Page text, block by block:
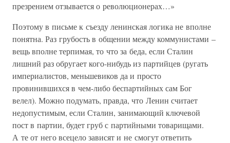
презрением отзывается о революционерах…»
Поэтому в письме к съезду ленинская логика не вполне
понятна. Раз грубость в общении между коммунистами –
вещь вполне терпимая, то что за беда, если Сталин
лишний раз обругает кого-нибудь из партийцев (ругать
империалистов, меньшевиков да и просто
провинившихся в чем-либо беспартийных сам Бог
велел). Можно подумать, правда, что Ленин считает
недопустимым, если Сталин, занимающий ключевой
пост в партии, будет груб с партийными товарищами.
А те от него всецело зависят и не смогут ответить